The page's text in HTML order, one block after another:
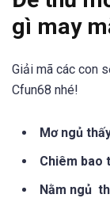
gì may
Giải mã các con
Cfun68 nhé!
Mơ ngủ
Chiêm bao
Nằm ngủ